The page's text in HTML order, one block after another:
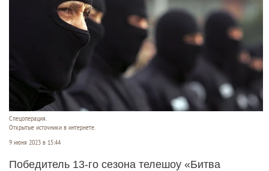
Спецоперация.
Открытые источники в интернете.
9 июня 2023 в 15:44
Победитель 13-го сезона телешоу «Битва